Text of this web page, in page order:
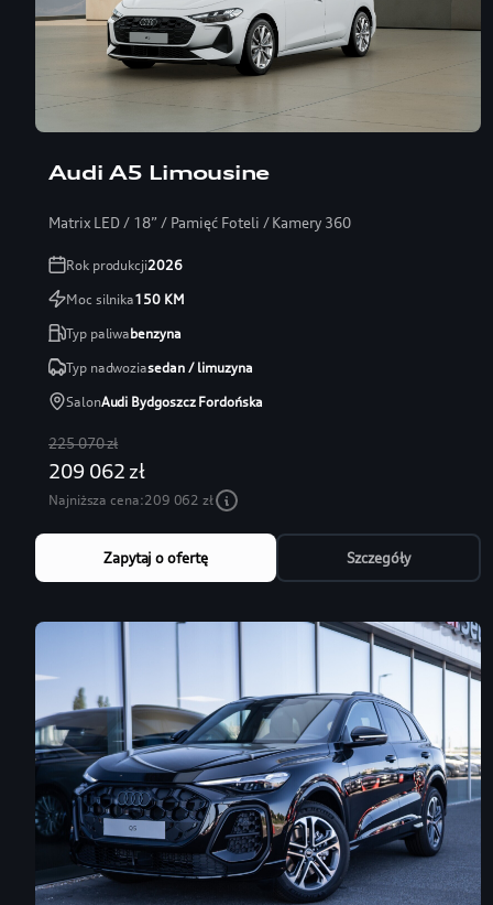
Audi A5 Limousine
Matrix LED / 18” / Pamięć Foteli / Kamery 360
Rok produkcji2026
Moc silnika150KM
Typ paliwabenzyna
Typ nadwoziasedan / limuzyna
SalonAudi Bydgoszcz Fordońska
225 070 zł
209 062 zł
Najniższa cena:209 062 zł
Zapytaj o ofertę Szczegóły